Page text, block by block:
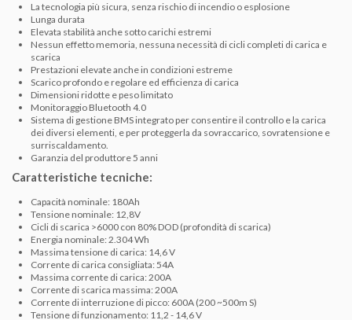
La tecnologia più sicura, senza rischio di incendio o esplosione
Lunga durata
Elevata stabilità anche sotto carichi estremi
Nessun effetto memoria, nessuna necessità di cicli completi di carica e
scarica
Prestazioni elevate anche in condizioni estreme
Scarico profondo e regolare ed efficienza di carica
Dimensioni ridotte e peso limitato
Monitoraggio Bluetooth 4.0
Sistema di gestione BMS integrato per consentire il controllo e la carica
dei diversi elementi, e per proteggerla da sovraccarico, sovratensione e
surriscaldamento.
Garanzia del produttore 5 anni
Caratteristiche tecniche:
Capacità nominale: 180Ah
Tensione nominale: 12,8V
Cicli di scarica >6000 con 80% DOD (profondità di scarica)
Energia nominale: 2.304 Wh
Massima tensione di carica: 14,6 V
Corrente di carica consigliata: 54A
Massima corrente di carica: 200A
Corrente di scarica massima: 200A
Corrente di interruzione di picco: 600A (200 ~500m S)
Tensione di funzionamento: 11,2 - 14,6 V